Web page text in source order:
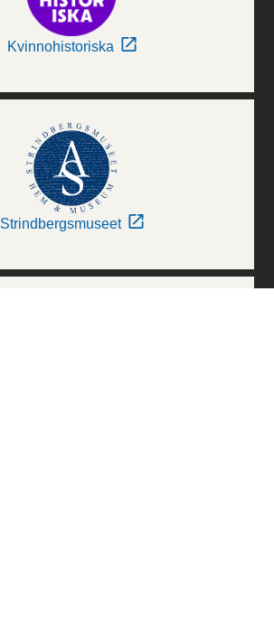
Kvinnohistoriska
Strindbergsmuseet